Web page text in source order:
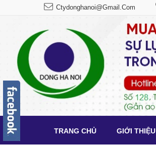
Ctydonghanoi@gmail.com
TRANG CHỦ GIỚI THIỆU